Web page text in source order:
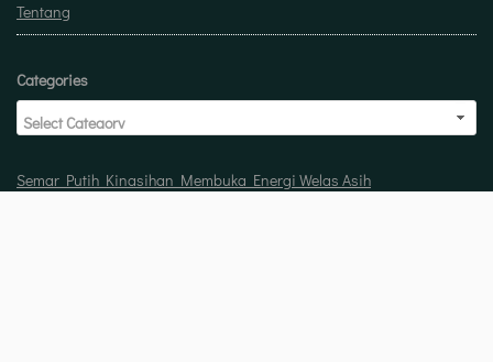
Tentang
Categories
Semar Putih Kinasihan Membuka Energi Welas Asih